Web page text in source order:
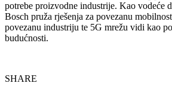
potrebe proizvodne industrije. Kao vodeće
Bosch pruža rješenja za povezanu
povezanu industriju te 5G mrežu vidi kao
budućnosti.
SHARE